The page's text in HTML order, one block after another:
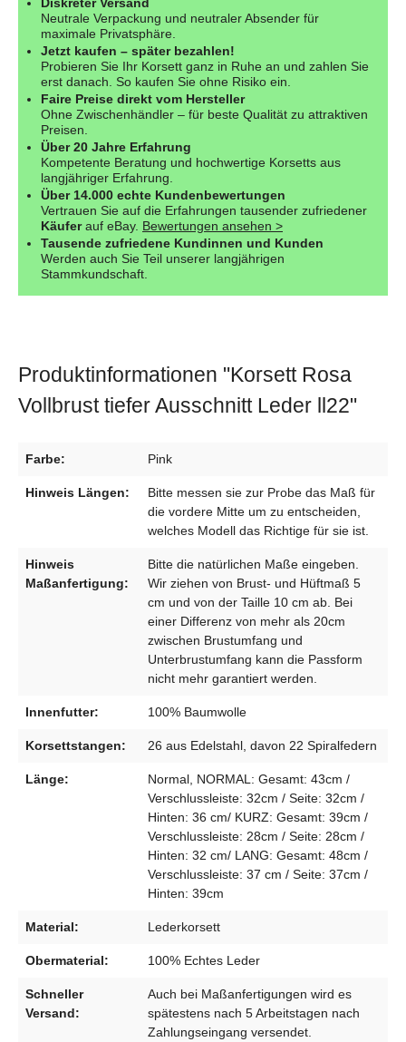
Neutrale Verpackung und neutraler Absender für
maximale Privatsphäre.
Jetzt kaufen – später bezahlen!
Probieren Sie Ihr Korsett ganz in Ruhe an und zahlen Sie
erst danach. So kaufen Sie ohne Risiko ein.
Faire Preise direkt vom Hersteller
Ohne Zwischenhändler – für beste Qualität zu attraktiven
Preisen.
Über 20 Jahre Erfahrung
Kompetente Beratung und hochwertige Korsetts aus
langjähriger Erfahrung.
Über 14.000 echte Kundenbewertungen
Vertrauen Sie auf die Erfahrungen tausender zufriedener
Käuferauf eBay. Bewertungen ansehen >
Tausende zufriedene Kundinnen und Kunden
Werden auch Sie Teil unserer langjährigen
Stammkundschaft.
Produktinformationen "Korsett Rosa
Vollbrust tiefer Ausschnitt Leder ll22"
Farbe: Pink
Hinweis Längen:
Bitte messen sie zur Probe das Maß für
die vordere Mitte um zu entscheiden,
welches Modell das Richtige für sie ist.
Hinweis
Maßanfertigung:
Bitte die natürlichen Maße eingeben.
Wir ziehen von Brust- und Hüftmaß 5
cm und von der Taille 10 cm ab. Bei
einer Differenz von mehr als 20cm
zwischen Brustumfang und
Unterbrustumfang kann die Passform
nicht mehr garantiert werden.
Innenfutter: 100% Baumwolle
Korsettstangen: 26 aus Edelstahl, davon 22 Spiralfedern
Länge:
Normal, NORMAL: Gesamt: 43cm /
Verschlussleiste: 32cm / Seite: 32cm /
Hinten: 36 cm/ KURZ: Gesamt: 39cm /
Verschlussleiste: 28cm / Seite: 28cm /
Hinten: 32 cm/ LANG: Gesamt: 48cm /
Verschlussleiste: 37 cm / Seite: 37cm /
Hinten: 39cm
Material: Lederkorsett
Obermaterial: 100% Echtes Leder
Schneller
Versand:
Auch bei Maßanfertigungen wird es
spätestens nach 5 Arbeitstagen nach
Zahlungseingang versendet.